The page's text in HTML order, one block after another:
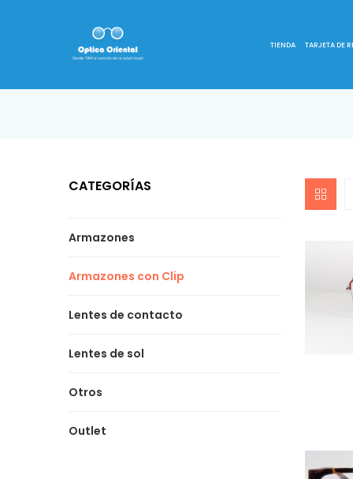
TIENDA TARJETA DE
CATEGORÍAS
Armazones
Armazones con Clip
Lentes de contacto
Lentes de sol
Otros
Outlet